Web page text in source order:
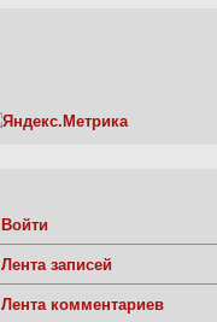
Войти
Лента записей
Лента комментариев